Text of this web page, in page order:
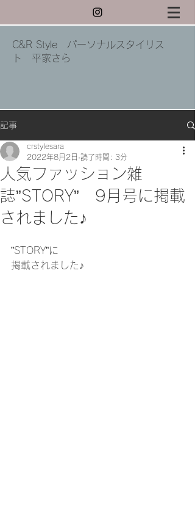
C&R Style パーソナルスタイリス
ト 平家さら
記事
人気ファッション雑
誌”STORY” 9月号に掲載
されました♪
crstylesara
2022年8月2日 読了時間: 3分
”STORY”に
掲載されました♪